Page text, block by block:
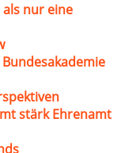
nur eine
stärk Ehrenamt